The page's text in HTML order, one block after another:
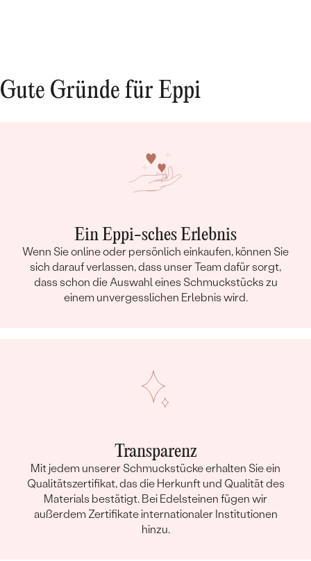
Gute Gründe für Eppi
Ein Eppi-sches Erlebnis
Wenn Sie online oder persönlich einkaufen, können Sie
sich darauf verlassen, dass unser Team dafür sorgt,
dass schon die Auswahl eines Schmuckstücks zu
einem unvergesslichen Erlebnis wird.
Transparenz
Mit jedem unserer Schmuckstücke erhalten Sie ein
Qualitätszertifikat, das die Herkunft und Qualität des
Materials bestätigt. Bei Edelsteinen fügen wir
außerdem Zertifikate internationaler Institutionen
hinzu.